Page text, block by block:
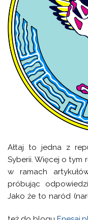
Ałtaj to jedna z
Syberii. Więcej o tym
w ramach
próbując
Jako że to naród